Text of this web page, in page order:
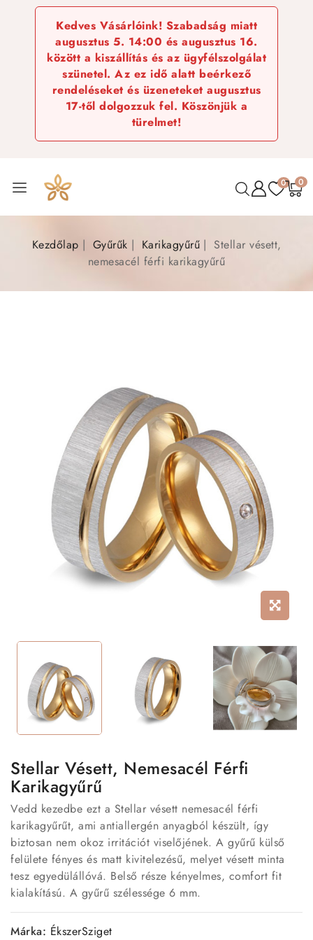
Kedves Vásárlóink! Szabadság miatt
augusztus 5. 14:00 és augusztus 16.
között a kiszállítás és az ügyfélszolgálat
szünetel. Az ez idő alatt beérkező
rendeléseket és üzeneteket augusztus
17-től dolgozzuk fel. Köszönjük a
türelmet!
0 0
Kezdőlap Gyűrűk Karikagyűrű
Stellar vésett,
nemesacél férfi karikagyűrű
Stellar Vésett, Nemesacél Férfi
Karikagyűrű
Vedd kezedbe ezt a Stellar vésett nemesacél férfi
karikagyűrűt, ami antiallergén anyagból készült, így
biztosan nem okoz irritációt viselőjének. A gyűrű külső
felülete fényes és matt kivitelezésű, melyet vésett minta
tesz egyedülállóvá. Belső része kényelmes, comfort fit
kialakítású. A gyűrű szélessége 6 mm.
Márka: ÉkszerSziget